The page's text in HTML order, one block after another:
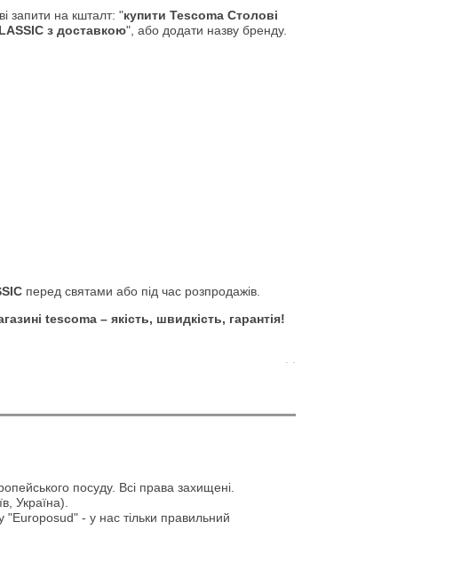
запити на кшталт: "купити Tescoma Столові
з доставкою", або додати назву бренду.
перед святами або під час розпродажів.
tescoma – якість, швидкість, гарантія!
посуду. Всі права захищені.
Україна).
"Europosud" - у нас тільки правильний